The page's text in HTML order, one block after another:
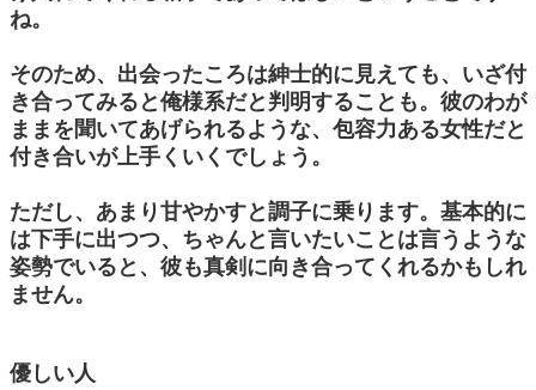
ね。
そのため、出会ったころは紳士的に見えても、いざ付
き合ってみると俺様系だと判明することも。彼のわが
ままを聞いてあげられるような、包容力ある女性だと
付き合いが上手くいくでしょう。
ただし、あまり甘やかすと調子に乗ります。基本的に
は下手に出つつ、ちゃんと言いたいことは言うような
姿勢でいると、彼も真剣に向き合ってくれるかもしれ
ません。
優しい人